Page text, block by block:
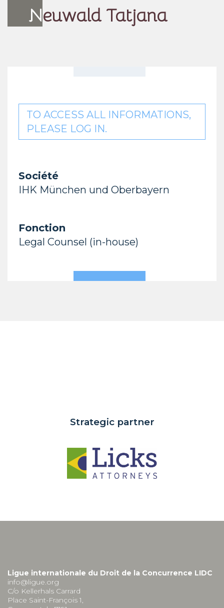
Neuwald Tatjana
TO ACCESS ALL INFORMATIONS,
PLEASE LOG IN.
Société
IHK München und Oberbayern
Fonction
Legal Counsel (in-house)
Strategic partner
Ligue internationale du Droit de la Concurrence LIDC
info@ligue.org
C/o Kellerhals Carrard
Place Saint-François 1,